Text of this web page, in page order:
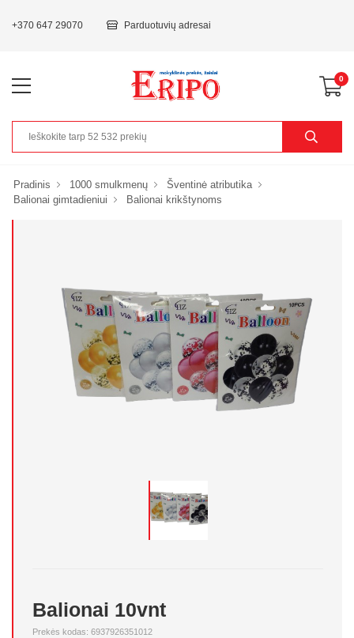
+370 647 29070 Parduotuvių adresai
0
Pradinis 1000 smulkmenų
Šventinė atributika
Balionai gimtadieniui
Balionai krikštynoms
Balionai 10vnt
Prekės kodas: 6937926351012